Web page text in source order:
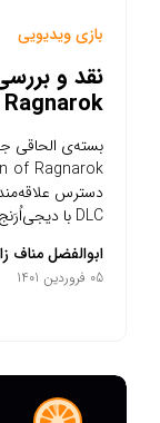
بازی ویدیویی
دسترس
DLC با دیجی‌اُرَنج همراه باشید.
ابوالفضل مناف
05 فروردین 1401